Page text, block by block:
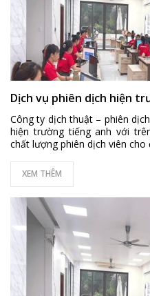
Dịch vụ phiên dịch hiện
Công ty dịch thuật – phiên
hiện trường tiếng anh với
chất lượng phiên dịch viên cho
XEM THÊM